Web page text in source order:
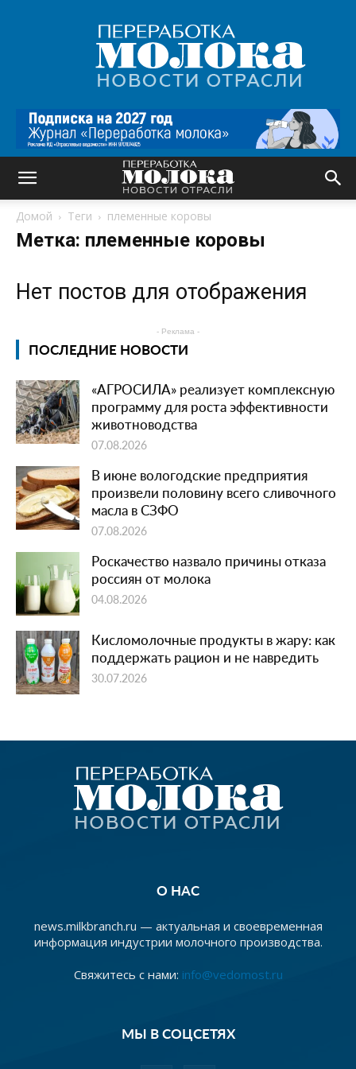
Переработка
молока
|
Новости
Домой Теги племенные коровы
Метка: племенные коровы
Нет постов для отображения
- Реклама -
ПОСЛЕДНИЕ НОВОСТИ
«АГРОСИЛА» реализует комплексную
программу для роста эффективности
животноводства
07.08.2026
В июне вологодские предприятия
произвели половину всего сливочного
масла в СЗФО
07.08.2026
Роскачество назвало причины отказа
россиян от молока
04.08.2026
Кисломолочные продукты в жару: как
поддержать рацион и не навредить
30.07.2026
О НАС
news.milkbranch.ru — актуальная и своевременная
информация индустрии молочного производства.
Свяжитесь с нами: info@vedomost.ru
МЫ В СОЦСЕТЯХ